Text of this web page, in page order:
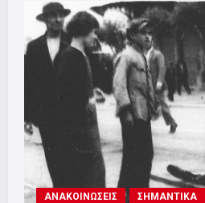
Δράσεις
για
τα
90
χρόνια
από
τα
ιστορικά
γεγονότα
του
Μάη
του
36′
ΑΝΑΚΟΙΝΩΣΕΙΣ ΣΗΜΑΝΤΙΚΑ